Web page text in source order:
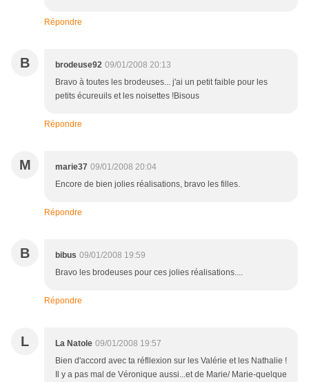
Répondre
B brodeuse92 09/01/2008 20:13
Bravo à toutes les brodeuses... j'ai un petit faible pour les
petits écureuils et les noisettes !Bisous
Répondre
M marie37 09/01/2008 20:04
Encore de bien jolies réalisations, bravo les filles.
Répondre
B bibus 09/01/2008 19:59
Bravo les brodeuses pour ces jolies réalisations....
Répondre
L La Natole 09/01/2008 19:57
Bien d'accord avec ta réfllexion sur les Valérie et les Nathalie !
Il y a pas mal de Véronique aussi...et de Marie/ Marie-quelque